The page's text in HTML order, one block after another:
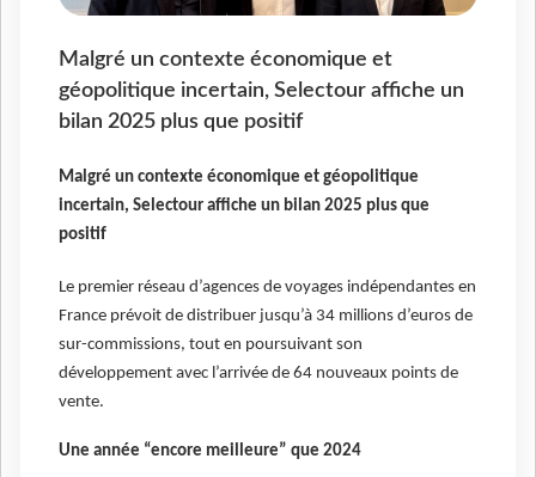
Malgré un contexte économique et
géopolitique incertain, Selectour affiche un
bilan 2025 plus que positif
Malgré un contexte économique et géopolitique
incertain, Selectour affiche un bilan 2025 plus que
positif
Le premier réseau d’agences de voyages indépendantes en
France prévoit de distribuer jusqu’à 34 millions d’euros de
sur-commissions, tout en poursuivant son
développement avec l’arrivée de 64 nouveaux points de
vente.
Une année “encore meilleure” que 2024